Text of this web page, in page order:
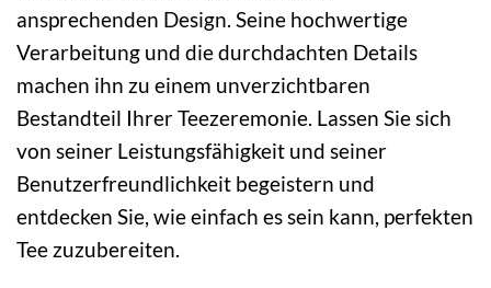
ansprechenden Design. Seine hochwertige
Verarbeitung und die durchdachten Details
machen ihn zu einem unverzichtbaren
Bestandteil Ihrer Teezeremonie. Lassen Sie sich
von seiner Leistungsfähigkeit und seiner
Benutzerfreundlichkeit begeistern und
entdecken Sie, wie einfach es sein kann, perfekten
Tee zuzubereiten.